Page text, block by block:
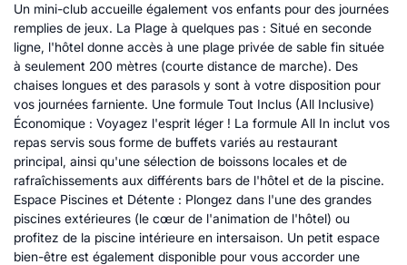
Un mini-club accueille également vos enfants pour des journées
remplies de jeux. La Plage à quelques pas : Situé en seconde
ligne, l'hôtel donne accès à une plage privée de sable fin située
à seulement 200 mètres (courte distance de marche). Des
chaises longues et des parasols y sont à votre disposition pour
vos journées farniente. Une formule Tout Inclus (All Inclusive)
Économique : Voyagez l'esprit léger ! La formule All In inclut vos
repas servis sous forme de buffets variés au restaurant
principal, ainsi qu'une sélection de boissons locales et de
rafraîchissements aux différents bars de l'hôtel et de la piscine.
Espace Piscines et Détente : Plongez dans l'une des grandes
piscines extérieures (le cœur de l'animation de l'hôtel) ou
profitez de la piscine intérieure en intersaison. Un petit espace
bien-être est également disponible pour vous accorder une